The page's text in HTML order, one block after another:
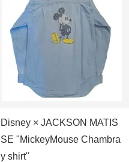
Disney × JACKSON MATIS
SE "MickeyMouse Chambra
y shirt"